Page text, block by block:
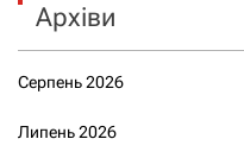
Архіви
Серпень 2026
Липень 2026